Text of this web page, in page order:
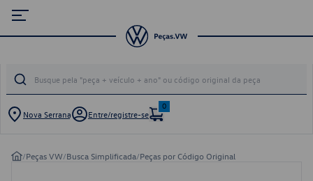
Nova Serrana Entre/registre-se
0
/Peças VW/Busca Simplificada/Peças por Código Original